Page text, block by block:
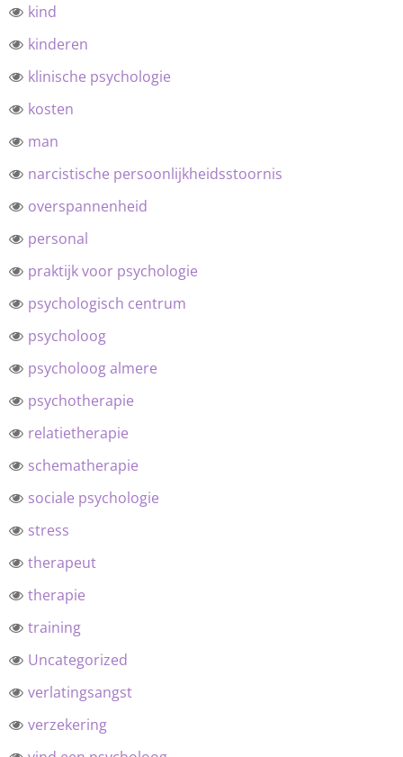
kind
kinderen
klinische psychologie
kosten
man
narcistische persoonlijkheidsstoornis
overspannenheid
personal
praktijk voor psychologie
psychologisch centrum
psycholoog
psycholoog almere
psychotherapie
relatietherapie
schematherapie
sociale psychologie
stress
therapeut
therapie
training
Uncategorized
verlatingsangst
verzekering